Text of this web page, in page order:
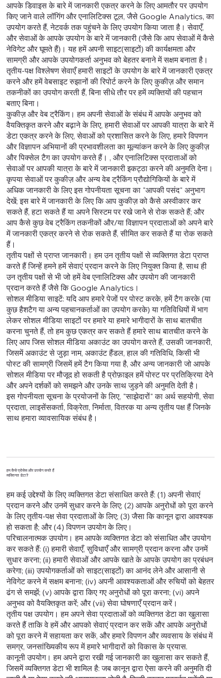
आपके डिवाइस के बारे में जानकारी एकत्र करने के लिए आमतौर पर उपयोग
किए जाने वाले लॉगिंग और एनालिटिक्स टूल, जैसे Google Analytics, का
उपयोग करते हैं, नेटवर्क तक पहुंचने के लिए उपयोग किया जाता है। सेवाएँ,
और सेवाओं के आपके उपयोग के बारे में जानकारी (जैसे कि आप सेवाओं में कैसे
नेविगेट और घूमते हैं)। यह हमें अपनी साइट(साइटों) की कार्यक्षमता और
सामग्री और आपके उपयोगकर्ता अनुभव को बेहतर बनाने में सक्षम बनाता है।
तृतीय-पक्ष विश्लेषण सेवाएँ हमारी साइटों के उपयोग के बारे में जानकारी एकत्र
करने और हमें वेबसाइट रुझानों की रिपोर्ट करने के लिए कुकीज़ और समान
तकनीकों का उपयोग करती हैं, बिना सीधे तौर पर हमें व्यक्तियों की पहचान
बताए बिना।
कुकीज़ और वेब ट्रैकिंग। हम अपनी सेवाओं के संबंध में आपके अनुभव को
वैयक्तिकृत करने और बढ़ाने के लिए, हमारी सेवाओं पर आपकी यात्रा के बारे में
डेटा एकत्र करने के लिए, सेवाओं को प्रशासित करने के लिए, हमारे विपणन
और विज्ञापन अभियानों की प्रभावशीलता का मूल्यांकन करने के लिए कुकीज़
और पिक्सेल टैग का उपयोग करते हैं। , और एनालिटिक्स प्रदाताओं को
सेवाओं पर आपकी यात्रा के बारे में जानकारी इकट्ठा करने की अनुमति देना।
कृपया सेवाओं पर कुकीज़ और अन्य वेब ट्रैकिंग प्रौद्योगिकियों के बारे में
अधिक जानकारी के लिए इस गोपनीयता सूचना का "आपकी पसंद" अनुभाग
देखें; इस बारे में जानकारी के लिए कि आप कुकीज़ को कैसे अस्वीकार कर
सकते हैं, हटा सकते हैं या अपने सिस्टम पर रखे जाने से रोक सकते हैं; और
आप कैसे कुछ वेब ट्रैकिंग तकनीकों और/या विज्ञापन प्रदाताओं को अपने बारे
में जानकारी एकत्र करने से रोक सकते हैं, सीमित कर सकते हैं या रोक सकते
हैं।
तृतीय पक्षों से प्राप्त जानकारी। हम उन तृतीय पक्षों से व्यक्तिगत डेटा प्राप्त
करते हैं जिन्हें हमने हमें सेवाएं प्रदान करने के लिए नियुक्त किया है, साथ ही
उन तृतीय पक्षों से भी जो हमें वेब एनालिटिक्स और उपयोग की जानकारी
प्रदान करते हैं जैसे कि Google Analytics।
सोशल मीडिया साइटें: यदि आप हमारे पेजों पर पोस्ट करके, हमें टैग करके (या
कुछ हैशटैग या अन्य पहचानकर्ताओं का उपयोग करके) या गतिविधियों में भाग
लेकर सोशल मीडिया साइटों पर हमारे या हमारे भागीदारों के साथ बातचीत
करना चुनते हैं, तो हम कुछ एकत्र कर सकते हैं हमारे साथ बातचीत करने के
लिए आप जिस सोशल मीडिया अकाउंट का उपयोग करते हैं, उसकी जानकारी,
जिसमें अकाउंट से जुड़ा नाम, अकाउंट हैंडल, हाल की गतिविधि, किसी भी
पोस्ट की सामग्री जिसमें हमें टैग किया गया है, और अन्य जानकारी जो आपके
सोशल मीडिया पर मौजूद हो सकती है प्रोफ़ाइल हमें पोस्ट पर प्रतिक्रिया देने
और अपने दर्शकों को समझने और उनके साथ जुड़ने की अनुमति देती है।
इस गोपनीयता सूचना के प्रयोजनों के लिए, "साझेदारों" का अर्थ सहयोगी, सेवा
प्रदाता, लाइसेंसकर्ता, विक्रेता, निर्माता, वितरक या अन्य तृतीय पक्ष हैं जिनके
साथ हमारा व्यावसायिक संबंध है।
हम कैसे प्रोसेस और उपयोग करते हैं
व्यक्तिगत डेटा?
हम कई उद्देश्यों के लिए व्यक्तिगत डेटा संसाधित करते हैं: (1) अपनी सेवाएं
प्रदान करने और उनमें सुधार करने के लिए; (2) आपके अनुरोधों को पूरा करने
के लिए तृतीय-पक्ष सेवा प्रदाताओं के लिए; (3) जैसा कि कानून द्वारा आवश्यक
हो सकता है; और (4) विपणन उपयोग के लिए।
परिचालनात्मक उपयोग। हम आपके व्यक्तिगत डेटा को संसाधित और उपयोग
कर सकते हैं: (i) हमारी सेवाएँ, सुविधाएँ और सामग्री प्रदान करना और उनमें
सुधार करना; (ii) हमारी सेवाओं और आपके खाते के आपके उपयोग का प्रबंधन
करेगा; (iii) उपयोगकर्ताओं को साइट(साइटों) का आनंद लेने और आसानी से
नेविगेट करने में सक्षम बनाना; (iv) अपनी आवश्यकताओं और रुचियों को बेहतर
ढंग से समझें; (v) आपके द्वारा किए गए अनुरोधों को पूरा करना; (vi) अपने
अनुभव को वैयक्तिकृत करें; और (vii) सेवा घोषणाएँ प्रदान करें।
तृतीय पक्ष उपयोग। हम अपने सेवा प्रदाताओं को व्यक्तिगत डेटा का खुलासा
करते हैं ताकि वे हमें और आपको सेवाएं प्रदान कर सकें और आपके अनुरोधों
को पूरा करने में सहायता कर सकें, और हमारे विपणन और व्यवसाय के संबंध में
समग्र, जनसांख्यिकीय रूप में हमारे भागीदारों को विकास के प्रयास.
कानूनी उपयोग। हम अपने द्वारा रखी गई जानकारी का खुलासा कर सकते हैं,
जिसमें व्यक्तिगत डेटा भी शामिल है: जब कानून द्वारा ऐसा करने की अनुमति दी